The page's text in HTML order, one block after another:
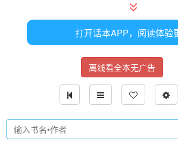
由得缩了缩手臂，意识都昏沉的。
细心的大林当然感受得到，把自己的围
子上，搂在怀里往前走。
打开话本APP，阅读体验
离线看全本无广告